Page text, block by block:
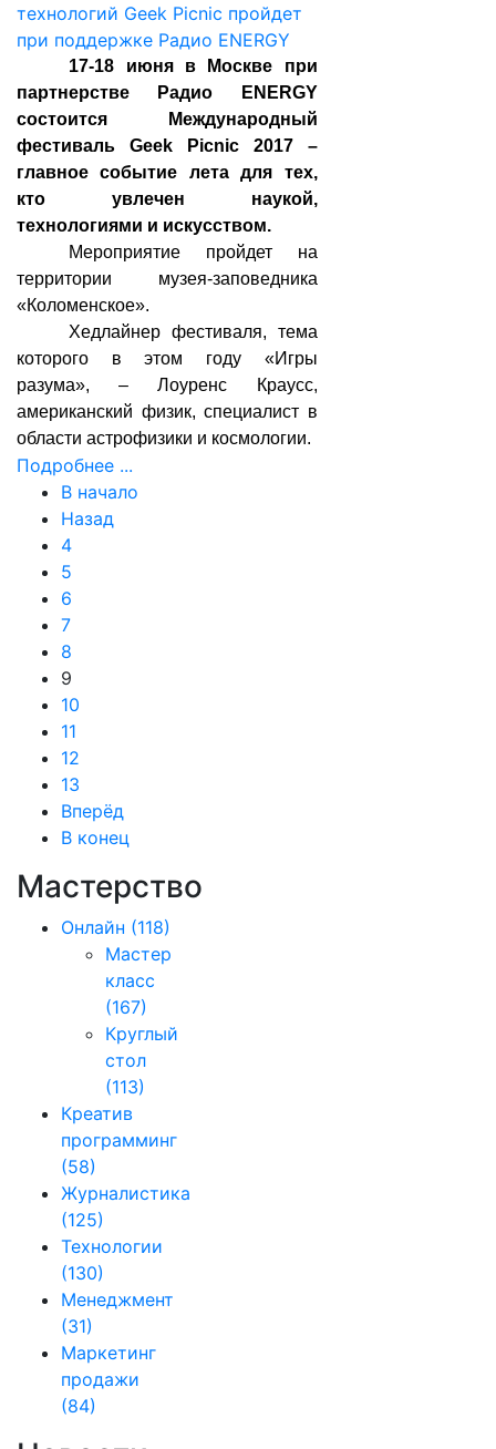
17-18 июня в Москве при
партнерстве Радио ENERGY
состоится Международный
фестиваль Geek Picnic 2017 –
главное событие лета для тех,
кто увлечен наукой,
технологиями и искусством.
Мероприятие пройдет на
территории музея-заповедника
«Коломенское».
Хедлайнер фестиваля, тема
которого в этом году «Игры
разума», – Лоуренс Краусc,
американский физик, специалист в
области астрофизики и космологии.
Подробнее ...
В начало
Назад
4
5
6
7
8
9
10
11
12
13
Вперёд
В конец
Мастерство
Онлайн (118)
Мастер
класс
(167)
Круглый
стол
(113)
Креатив
программинг
(58)
Журналистика
(125)
Технологии
(130)
Менеджмент
(31)
Маркетинг
продажи
(84)